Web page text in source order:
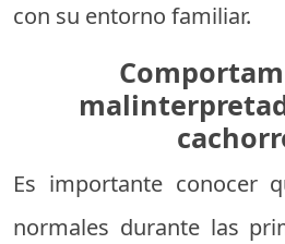
con su entorno familiar.
Es importante conocer
normales durante las